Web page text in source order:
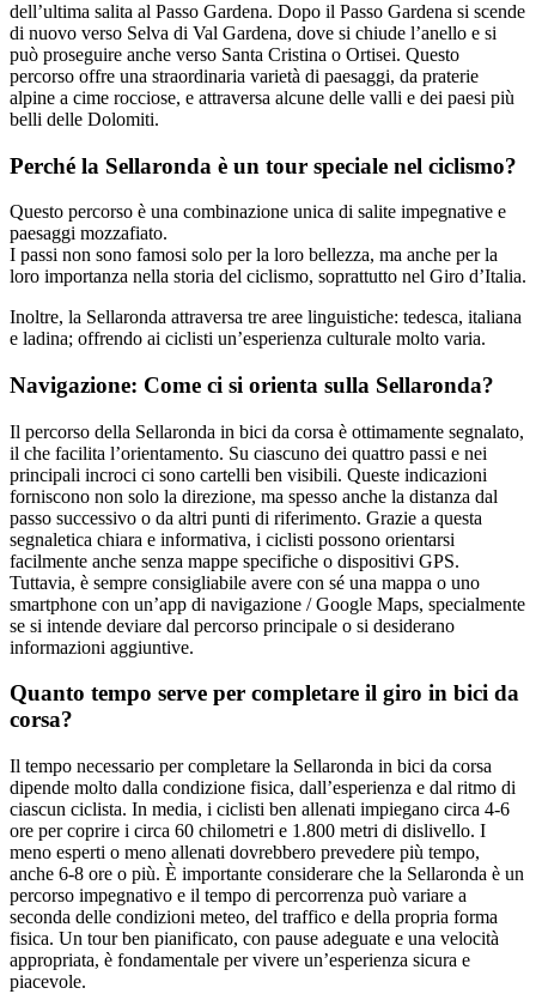
dell’ultima salita al Passo Gardena. Dopo il Passo Gardena si scende
di nuovo verso Selva di Val Gardena, dove si chiude l’anello e si
può proseguire anche verso Santa Cristina o Ortisei. Questo
percorso offre una straordinaria varietà di paesaggi, da praterie
alpine a cime rocciose, e attraversa alcune delle valli e dei paesi più
belli delle Dolomiti.
Perché la Sellaronda è un tour speciale nel ciclismo?
Questo percorso è una combinazione unica di salite impegnative e
paesaggi mozzafiato.
I passi non sono famosi solo per la loro bellezza, ma anche per la
loro importanza nella storia del ciclismo, soprattutto nel Giro d’Italia.
Inoltre, la Sellaronda attraversa tre aree linguistiche: tedesca, italiana
e ladina; offrendo ai ciclisti un’esperienza culturale molto varia.
Navigazione: Come ci si orienta sulla Sellaronda?
Il percorso della Sellaronda in bici da corsa è ottimamente segnalato,
il che facilita l’orientamento. Su ciascuno dei quattro passi e nei
principali incroci ci sono cartelli ben visibili. Queste indicazioni
forniscono non solo la direzione, ma spesso anche la distanza dal
passo successivo o da altri punti di riferimento. Grazie a questa
segnaletica chiara e informativa, i ciclisti possono orientarsi
facilmente anche senza mappe specifiche o dispositivi GPS.
Tuttavia, è sempre consigliabile avere con sé una mappa o uno
smartphone con un’app di navigazione / Google Maps, specialmente
se si intende deviare dal percorso principale o si desiderano
informazioni aggiuntive.
Quanto tempo serve per completare il giro in bici da
corsa?
Il tempo necessario per completare la Sellaronda in bici da corsa
dipende molto dalla condizione fisica, dall’esperienza e dal ritmo di
ciascun ciclista. In media, i ciclisti ben allenati impiegano circa 4-6
ore per coprire i circa 60 chilometri e 1.800 metri di dislivello. I
meno esperti o meno allenati dovrebbero prevedere più tempo,
anche 6-8 ore o più. È importante considerare che la Sellaronda è un
percorso impegnativo e il tempo di percorrenza può variare a
seconda delle condizioni meteo, del traffico e della propria forma
fisica. Un tour ben pianificato, con pause adeguate e una velocità
appropriata, è fondamentale per vivere un’esperienza sicura e
piacevole.